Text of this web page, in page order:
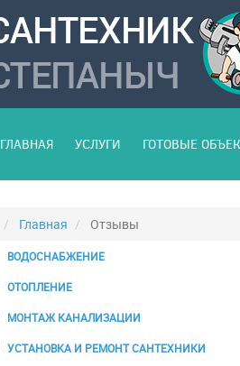
ГЛАВНАЯ УСЛУГИ ГОТОВЫЕ
Главная Отзывы
ВОДОСНАБЖЕНИЕ
ОТОПЛЕНИЕ
МОНТАЖ КАНАЛИЗАЦИИ
УСТАНОВКА И РЕМОНТ САНТЕХНИКИ